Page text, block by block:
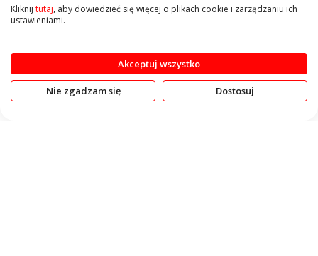
Produkty 1- 12z16
Pokaż Sortuj wg
Ustaw
Kliknij tutaj, aby dowiedzieć się więcej o plikach cookie i zarządzaniu ich
ustawieniami.
Akceptuj wszystko
Nie zgadzam się Dostosuj